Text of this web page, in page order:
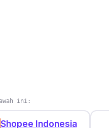
ini:
Shopee Indonesia